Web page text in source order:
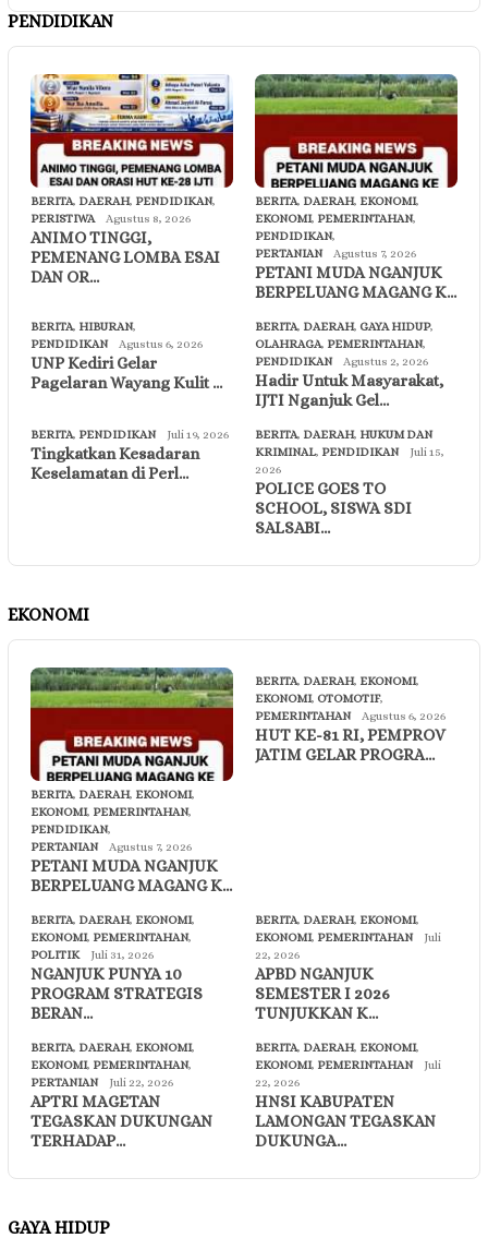
PENDIDIKAN
BERITA, DAERAH, PENDIDIKAN,
PERISTIWA
Agustus 8, 2026
ANIMO TINGGI,
PEMENANG LOMBA ESAI
DAN OR…
BERITA, DAERAH, EKONOMI,
EKONOMI, PEMERINTAHAN,
PENDIDIKAN,
PERTANIAN
Agustus 7, 2026
PETANI MUDA NGANJUK
BERPELUANG MAGANG K…
BERITA, HIBURAN,
PENDIDIKAN
Agustus 6, 2026
UNP Kediri Gelar
Pagelaran Wayang Kulit …
BERITA, DAERAH, GAYA HIDUP,
OLAHRAGA, PEMERINTAHAN,
PENDIDIKAN
Agustus 2, 2026
Hadir Untuk Masyarakat,
IJTI Nganjuk Gel…
BERITA, PENDIDIKAN Juli 19, 2026
Tingkatkan Kesadaran
Keselamatan di Perl…
BERITA, DAERAH, HUKUM DAN
KRIMINAL, PENDIDIKAN
Juli 15,
2026
POLICE GOES TO
SCHOOL, SISWA SDI
SALSABI…
EKONOMI
BERITA, DAERAH, EKONOMI,
EKONOMI, PEMERINTAHAN,
PENDIDIKAN,
PERTANIAN
Agustus 7, 2026
PETANI MUDA NGANJUK
BERPELUANG MAGANG K…
BERITA, DAERAH, EKONOMI,
EKONOMI, OTOMOTIF,
PEMERINTAHAN
Agustus 6, 2026
HUT KE-81 RI, PEMPROV
JATIM GELAR PROGRA…
BERITA, DAERAH, EKONOMI,
EKONOMI, PEMERINTAHAN,
POLITIK
Juli 31, 2026
NGANJUK PUNYA 10
PROGRAM STRATEGIS
BERAN…
BERITA, DAERAH, EKONOMI,
EKONOMI, PEMERINTAHAN
Juli
22, 2026
APBD NGANJUK
SEMESTER I 2026
TUNJUKKAN K…
BERITA, DAERAH, EKONOMI,
EKONOMI, PEMERINTAHAN,
PERTANIAN
Juli 22, 2026
APTRI MAGETAN
TEGASKAN DUKUNGAN
TERHADAP…
BERITA, DAERAH, EKONOMI,
EKONOMI, PEMERINTAHAN
Juli
22, 2026
HNSI KABUPATEN
LAMONGAN TEGASKAN
DUKUNGA…
GAYA HIDUP